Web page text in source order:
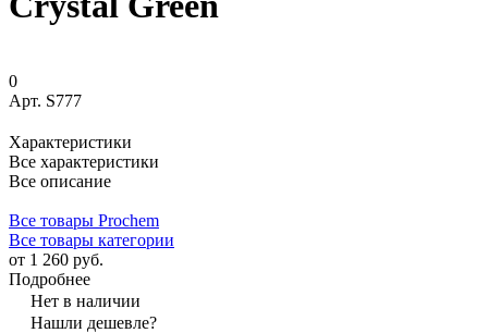
0
Арт. S777
Характеристики
Все характеристики
Все описание
Все товары Prochem
Все товары категории
от 1 260 руб.
Подробнее
Нет в наличии
Нашли дешевле?